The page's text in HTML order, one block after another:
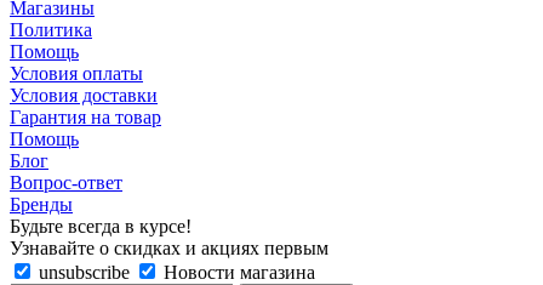
Магазины
Политика
Помощь
Условия оплаты
Условия доставки
Гарантия на товар
Помощь
Блог
Вопрос-ответ
Бренды
Будьте всегда в курсе!
Узнавайте о скидках и акциях первым
unsubscribe
Новости магазина